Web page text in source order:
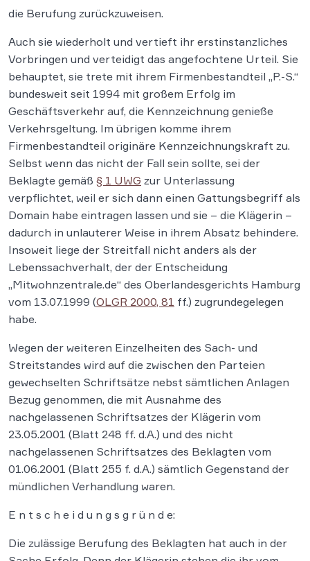
die Berufung zurückzuweisen.
Auch sie wiederholt und vertieft ihr erstinstanzliches
Vorbringen und verteidigt das angefochtene Urteil. Sie
behauptet, sie trete mit ihrem Firmenbestandteil „P.-S.“
bundesweit seit 1994 mit großem Erfolg im
Geschäftsverkehr auf, die Kennzeichnung genieße
Verkehrsgeltung. Im übrigen komme ihrem
Firmenbestandteil originäre Kennzeichnungskraft zu.
Selbst wenn das nicht der Fall sein sollte, sei der
Beklagte gemäß § 1 UWG zur Unterlassung
verpflichtet, weil er sich dann einen Gattungsbegriff als
Domain habe eintragen lassen und sie – die Klägerin –
dadurch in unlauterer Weise in ihrem Absatz behindere.
Insoweit liege der Streitfall nicht anders als der
Lebenssachverhalt, der der Entscheidung
„Mitwohnzentrale.de“ des Oberlandesgerichts Hamburg
vom 13.07.1999 (OLGR 2000, 81 ff.) zugrundegelegen
habe.
Wegen der weiteren Einzelheiten des Sach- und
Streitstandes wird auf die zwischen den Parteien
gewechselten Schriftsätze nebst sämtlichen Anlagen
Bezug genommen, die mit Ausnahme des
nachgelassenen Schriftsatzes der Klägerin vom
23.05.2001 (Blatt 248 ff. d.A.) und des nicht
nachgelassenen Schriftsatzes des Beklagten vom
01.06.2001 (Blatt 255 f. d.A.) sämtlich Gegenstand der
mündlichen Verhandlung waren.
E n t s c h e i d u n g s g r ü n d e:
Die zulässige Berufung des Beklagten hat auch in der